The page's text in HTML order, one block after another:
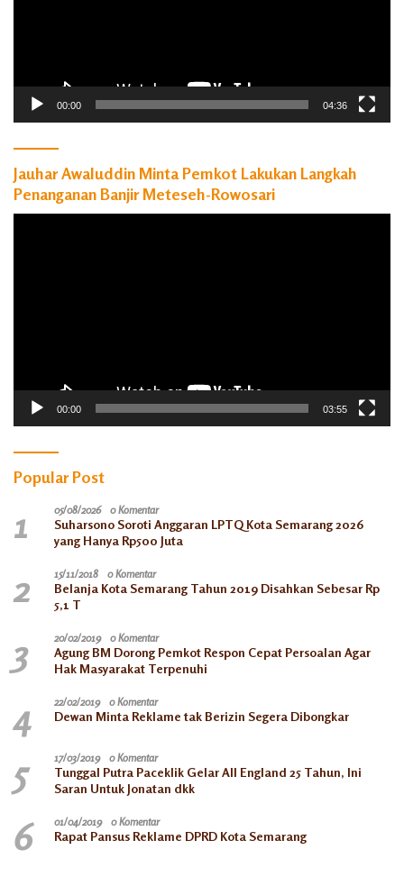
00:00 04:36
Jauhar Awaluddin Minta Pemkot Lakukan Langkah
Penanganan Banjir Meteseh-Rowosari
00:00 03:55
Popular Post
1 05/08/2026 0 Komentar
Suharsono Soroti Anggaran LPTQ Kota Semarang 2026
yang Hanya Rp500 Juta
2 15/11/2018 0 Komentar
Belanja Kota Semarang Tahun 2019 Disahkan Sebesar Rp
5,1 T
3 20/02/2019 0 Komentar
Agung BM Dorong Pemkot Respon Cepat Persoalan Agar
Hak Masyarakat Terpenuhi
4 22/02/2019 0 Komentar
Dewan Minta Reklame tak Berizin Segera Dibongkar
5 17/03/2019 0 Komentar
Tunggal Putra Paceklik Gelar All England 25 Tahun, Ini
Saran Untuk Jonatan dkk
6 01/04/2019 0 Komentar
Rapat Pansus Reklame DPRD Kota Semarang